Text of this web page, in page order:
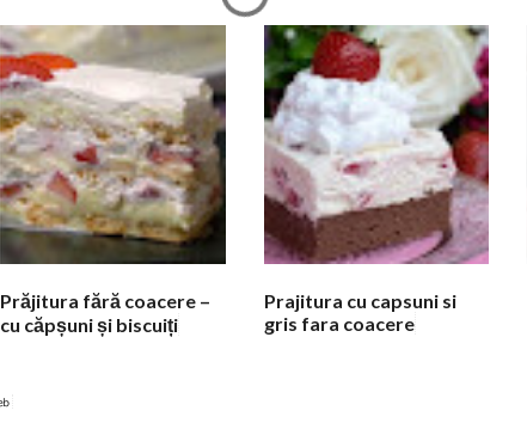
Prăjitura fără coacere –
cu căpșuni și biscuiți
Prajitura cu capsuni si
gris fara coacere